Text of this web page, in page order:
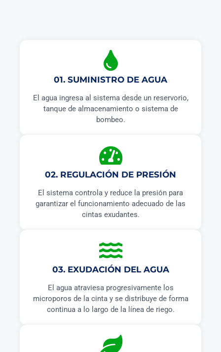
01. SUMINISTRO DE AGUA
El agua ingresa al sistema desde un reservorio,
tanque de almacenamiento o sistema de
bombeo.
02. REGULACIÓN DE PRESIÓN
El sistema controla y reduce la presión para
garantizar el funcionamiento adecuado de las
cintas exudantes.
03. EXUDACIÓN DEL AGUA
El agua atraviesa progresivamente los
microporos de la cinta y se distribuye de forma
continua a lo largo de la línea de riego.